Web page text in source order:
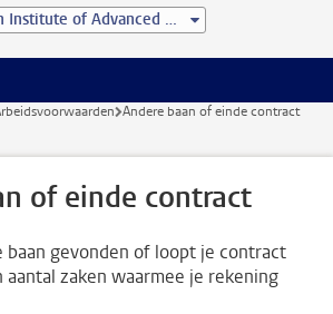
Leiden Institute of Advanced Computer Science (LIACS)
Andere baan of einde contract
of einde contract
baan gevonden of loopt je contract
aantal zaken waarmee je rekening